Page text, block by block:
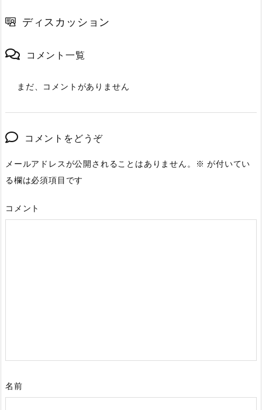
ディスカッション
コメント一覧
まだ、コメントがありません
コメントをどうぞ
メールアドレスが公開されることはありません。 ※ が付いてい
る欄は必須項目です
コメント
名前